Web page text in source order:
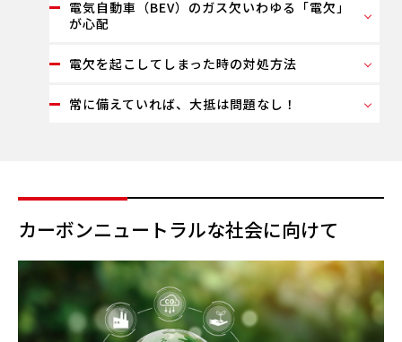
電気自動車（BEV）のガス欠いわゆる「電欠」
が心配
電欠を起こしてしまった時の対処方法
常に備えていれば、大抵は問題なし！
カーボンニュートラルな社会に向けて